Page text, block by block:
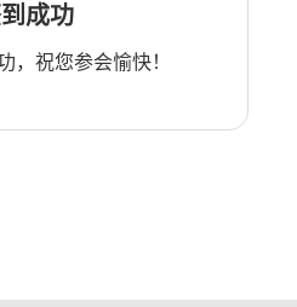
成功
，祝您参会愉快！